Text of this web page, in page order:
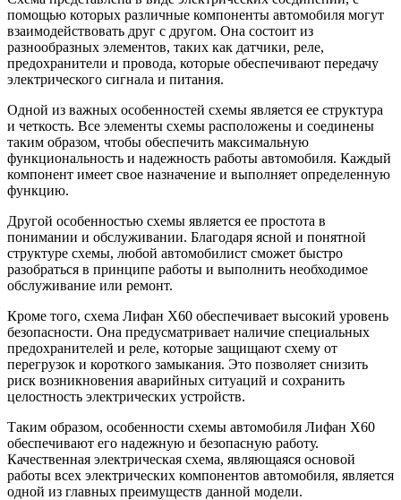
помощью которых различные компоненты автомобиля могут
взаимодействовать друг с другом. Она состоит из
разнообразных элементов, таких как датчики, реле,
предохранители и провода, которые обеспечивают передачу
электрического сигнала и питания.
Одной из важных особенностей схемы является ее структура
и четкость. Все элементы схемы расположены и соединены
таким образом, чтобы обеспечить максимальную
функциональность и надежность работы автомобиля. Каждый
компонент имеет свое назначение и выполняет определенную
функцию.
Другой особенностью схемы является ее простота в
понимании и обслуживании. Благодаря ясной и понятной
структуре схемы, любой автомобилист сможет быстро
разобраться в принципе работы и выполнить необходимое
обслуживание или ремонт.
Кроме того, схема Лифан X60 обеспечивает высокий уровень
безопасности. Она предусматривает наличие специальных
предохранителей и реле, которые защищают схему от
перегрузок и короткого замыкания. Это позволяет снизить
риск возникновения аварийных ситуаций и сохранить
целостность электрических устройств.
Таким образом, особенности схемы автомобиля Лифан X60
обеспечивают его надежную и безопасную работу.
Качественная электрическая схема, являющаяся основой
работы всех электрических компонентов автомобиля, является
одной из главных преимуществ данной модели.